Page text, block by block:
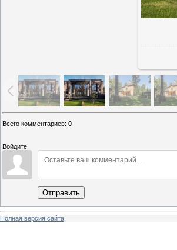
Всего комментариев: 0
Войдите:
Отправить
Полная версия сайта